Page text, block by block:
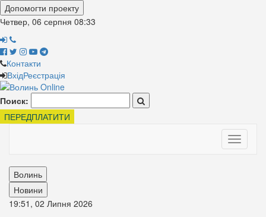
Допомогти проекту
Четвер, 06 серпня 08:33
Контакти
ВхідРеєстрація
Поиск:
ПЕРЕДПЛАТИТИ
Toggle
Волинь
Новини
19:51, 02 Липня 2026